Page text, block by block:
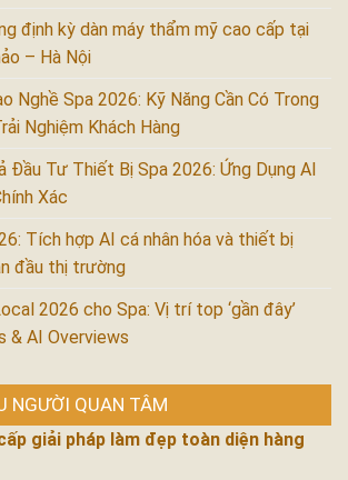
định kỳ dàn máy thẩm mỹ cao cấp tại
– Hà Nội
Nghề Spa 2026: Kỹ Năng Cần Có Trong
Nghiệm Khách Hàng
Đầu Tư Thiết Bị Spa 2026: Ứng Dụng AI
Xác
Tích hợp AI cá nhân hóa và thiết bị
đầu thị trường
2026 cho Spa: Vị trí top ‘gần đây’
& AI Overviews
NGƯỜI QUAN TÂM
giải pháp làm đẹp toàn diện hàng